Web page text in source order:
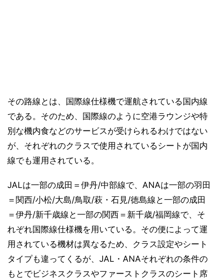
その路線とは、国際線仕様機で運航されている国内線
である。そのため、国際線のように空港ラウンジや特
別な機内食などのサービスが受けられるわけではない
が、それぞれのクラスで使用されているシートが国内
線でも運用されている。
JALは一部の成田＝伊丹/中部線で、ANAは一部の羽田
＝関西/小松/大島/鳥取/萩・石見/徳島線と一部の成田
＝伊丹/新千歳線と一部の関西＝新千歳/福岡線で、そ
れぞれ国際線仕様機を用いている。その便によって運
用されている機材は異なるため、クラス設定やシート
タイプも違ってくるが、JAL・ANAそれぞれの条件の
もとでビジネスクラスやファーストクラスのシート席